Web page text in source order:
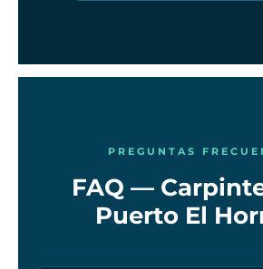
PREGUNTAS
FAQ —
Puerto El